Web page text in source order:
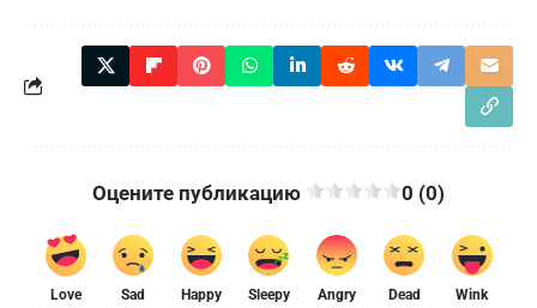
Оцените публикацию 0 (0)
Love Sad Happy Sleepy Angry Dead Wink